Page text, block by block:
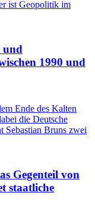
ist Geopolitik im
und
1990 und
Ende des Kalten
die Deutsche
Sebastian Bruns zwei
Gegenteil von
staatliche